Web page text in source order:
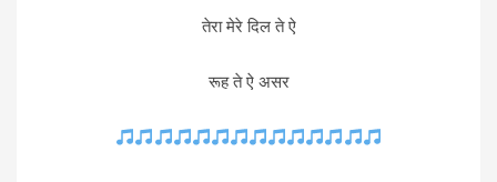
तेरा मेरे दिल ते ऐ
रूह ते ऐ असर